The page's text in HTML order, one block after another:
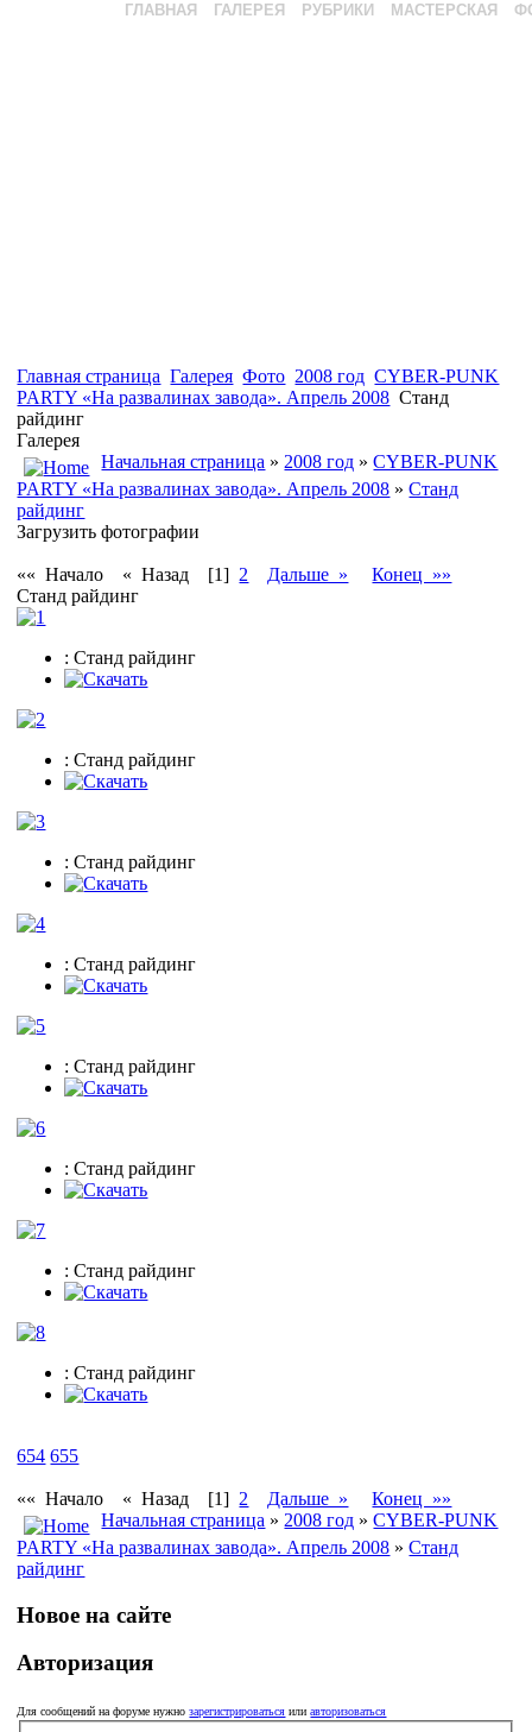
ГЛАВНАЯ ГАЛЕРЕЯ РУБРИКИ МАСТЕРСКАЯ
Главная страница Галерея Фото 2008 год CYBER-PUNK
PARTY «На развалинах завода». Апрель 2008 Станд
райдинг
Галерея
Начальная страница » 2008 год »CYBER-PUNK
PARTY «На развалинах завода». Апрель 2008 »Станд
райдинг
Загрузить фотографии
«« Начало « Назад [1] 2 Дальше »
Конец »»
Станд райдинг
: Станд райдинг
: Станд райдинг
: Станд райдинг
: Станд райдинг
: Станд райдинг
: Станд райдинг
: Станд райдинг
: Станд райдинг
654 655
«« Начало « Назад [1] 2 Дальше »
Конец »»
Начальная страница » 2008 год »CYBER-PUNK
PARTY «На развалинах завода». Апрель 2008 »Станд
райдинг
Новое на сайте
Авторизация
Для сообщений на форуме нужнозарегистрироваться илиавторизоваться